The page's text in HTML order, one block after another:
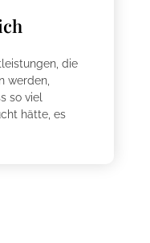
die
werden,
so viel
hätte, es